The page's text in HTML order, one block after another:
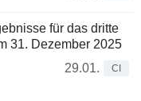
für das dritte
31. Dezember 2025
29.01.
CI